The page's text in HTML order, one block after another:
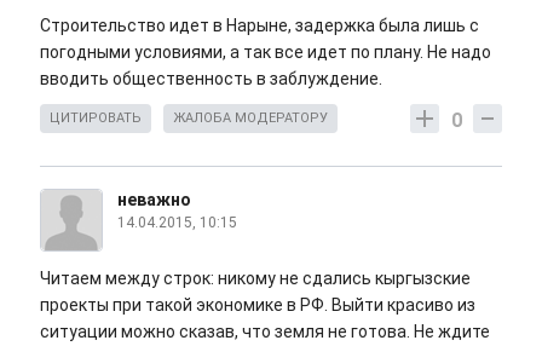
Строительство идет в Нарыне, задержка была лишь с
погодными условиями, а так все идет по плану. Не надо
вводить общественность в заблуждение.
0
ЦИТИРОВАТЬ ЖАЛОБА МОДЕРАТОРУ
неважно
14.04.2015, 10:15
Читаем между строк: никому не сдались кыргызские
проекты при такой экономике в РФ. Выйти красиво из
ситуации можно сказав, что земля не готова. Не ждите